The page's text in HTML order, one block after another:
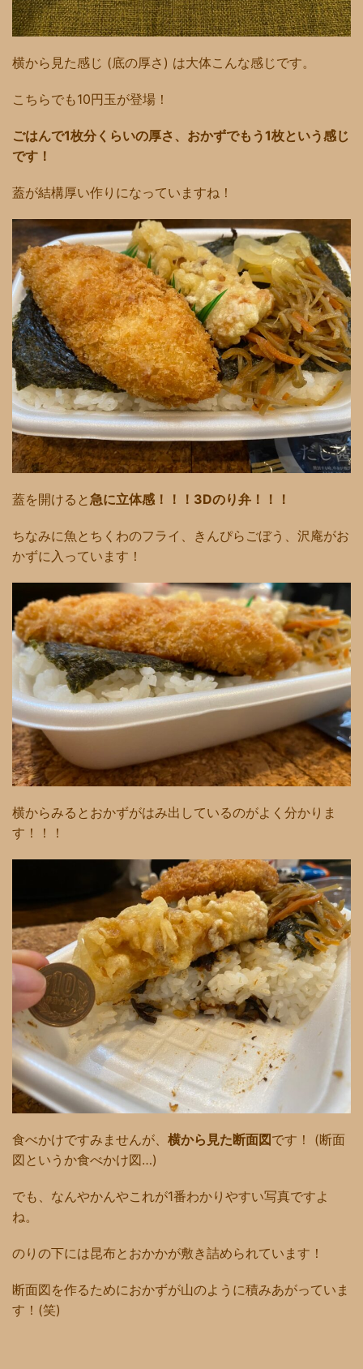
横から見た感じ (底の厚さ) は大体こんな感じです。
こちらでも10円玉が登場！
ごはんで1枚分くらいの厚さ、おかずでもう1枚という感じ
です！
蓋が結構厚い作りになっていますね！
蓋を開けると急に立体感！！！3Dのり弁！！！
ちなみに魚とちくわのフライ、きんぴらごぼう、沢庵がお
かずに入っています！
横からみるとおかずがはみ出しているのがよく分かりま
す！！！
食べかけですみませんが、 横から見た断面図です！ (断面
図というか食べかけ図…)
でも、なんやかんやこれが1番わかりやすい写真ですよ
ね。
のりの下には昆布とおかかが敷き詰められています！
断面図を作るためにおかずが山のように積みあがっていま
す！(笑)